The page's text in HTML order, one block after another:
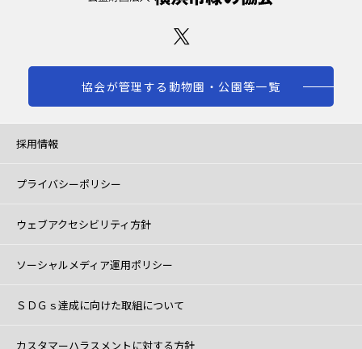
協会が管理する動物園・公園等一覧
採用情報
プライバシーポリシー
ウェブアクセシビリティ方針
ソーシャルメディア運用ポリシー
ＳＤＧｓ達成に向けた取組について
カスタマーハラスメントに対する方針